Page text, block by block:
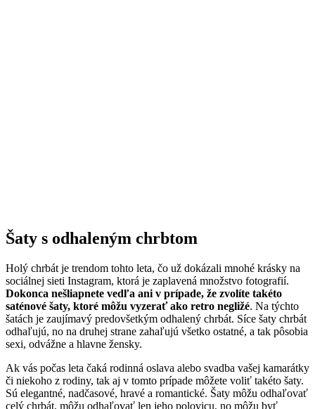
Šaty s odhaleným chrbtom
Holý chrbát je trendom tohto leta, čo už dokázali mnohé krásky na
sociálnej sieti Instagram, ktorá je zaplavená množstvo fotografií.
Dokonca nešliapnete vedľa ani v prípade, že zvolíte takéto
saténové šaty, ktoré môžu vyzerať ako retro negližé. Na týchto
šatách je zaujímavý predovšetkým odhalený chrbát. Síce šaty chrbát
odhaľujú, no na druhej strane zahaľujú všetko ostatné, a tak pôsobia
sexi, odvážne a hlavne žensky.
Ak vás počas leta čaká rodinná oslava alebo svadba vašej kamarátky
či niekoho z rodiny, tak aj v tomto prípade môžete voliť takéto šaty.
Sú elegantné, nadčasové, hravé a romantické. Šaty môžu odhaľovať
celý chrbát, môžu odhaľovať len jeho polovicu, no môžu byť